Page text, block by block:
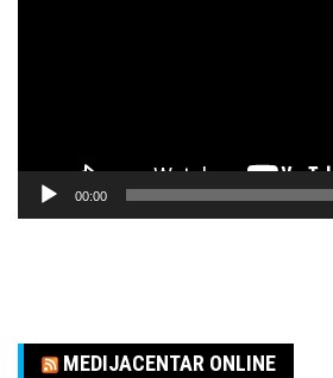
00:00
MEDIJACENTAR ONLINE